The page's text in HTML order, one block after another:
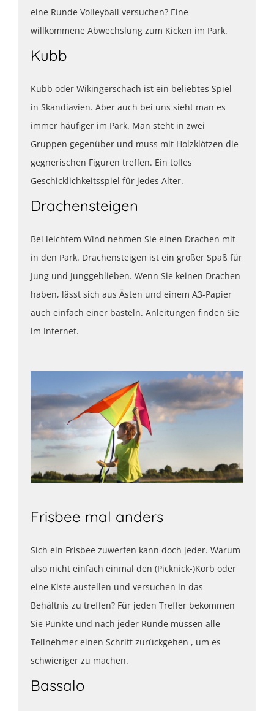
eine Runde Volleyball versuchen? Eine
willkommene Abwechslung zum Kicken im Park.
Kubb
Kubb oder Wikingerschach ist ein beliebtes Spiel
in Skandiavien. Aber auch bei uns sieht man es
immer häufiger im Park. Man steht in zwei
Gruppen gegenüber und muss mit Holzklötzen die
gegnerischen Figuren treffen. Ein tolles
Geschicklichkeitsspiel für jedes Alter.
Drachensteigen
Bei leichtem Wind nehmen Sie einen Drachen mit
in den Park. Drachensteigen ist ein großer Spaß für
Jung und Junggeblieben. Wenn Sie keinen Drachen
haben, lässt sich aus Ästen und einem A3-Papier
auch einfach einer basteln. Anleitungen finden Sie
im Internet.
Frisbee mal anders
Sich ein Frisbee zuwerfen kann doch jeder. Warum
also nicht einfach einmal den (Picknick-)Korb oder
eine Kiste austellen und versuchen in das
Behältnis zu treffen? Für jeden Treffer bekommen
Sie Punkte und nach jeder Runde müssen alle
Teilnehmer einen Schritt zurückgehen , um es
schwieriger zu machen.
Bassalo